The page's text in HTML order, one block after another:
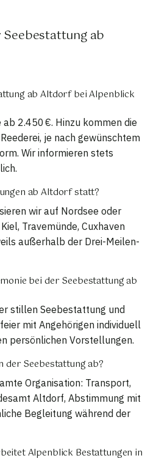
ab
ab Altdorf bei Alpenblick
2.450 €. Hinzu kommen die
je nach gewünschtem
Wir informieren stets
ab Altdorf statt?
wir auf Nordsee oder
Travemünde, Cuxhaven
außerhalb der Drei-Meilen-
bei der Seebestattung ab
stillen Seebestattung und
mit Angehörigen individuell
persönlichen Vorstellungen.
der Seebestattung ab?
Organisation: Transport,
Altdorf, Abstimmung mit
Begleitung während der
Alpenblick Bestattungen in